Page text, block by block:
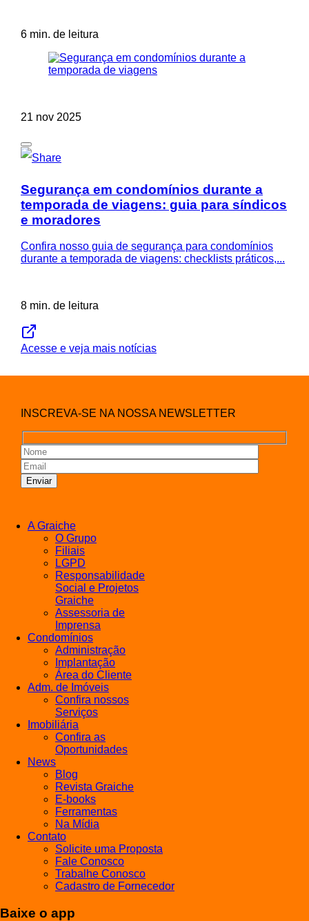
6 min. de leitura
21 nov 2025
Segurança em condomínios durante a
temporada de viagens: guia para síndicos
e moradores
Confira nosso guia de segurança para condomínios
durante a temporada de viagens: checklists práticos,...
8 min. de leitura
Acesse e veja mais notícias
INSCREVA-SE NA NOSSA NEWSLETTER
A Graiche
O Grupo
Filiais
LGPD
Responsabilidade
Social e Projetos
Graiche
Assessoria de
Imprensa
Condomínios
Administração
Implantação
Área do Cliente
Adm. de Imóveis
Confira nossos
Serviços
Imobiliária
Confira as
Oportunidades
News
Blog
Revista Graiche
E-books
Ferramentas
Na Mídia
Contato
Solicite uma Proposta
Fale Conosco
Trabalhe Conosco
Cadastro de Fornecedor
Baixe o app